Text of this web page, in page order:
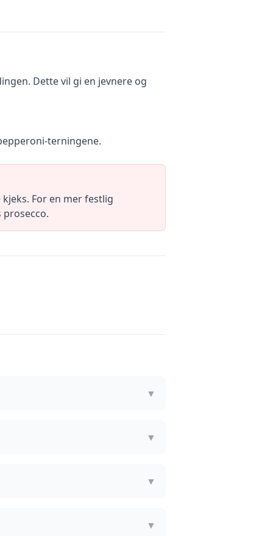
Dette vil gi en jevnere og
terningene.
For en mer festlig
▼
▼
▼
▼